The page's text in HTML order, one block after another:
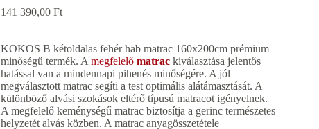
141 390,00Ft
KOKOS B kétoldalas fehér hab matrac 160x200cm prémium
minőségű termék. Amegfelelőmatrac kiválasztása jelentős
hatással van a mindennapi pihenés minőségére. A jól
megválasztott matrac segíti a test optimális alátámasztását. A
különböző alvási szokások eltérő típusú matracot igényelnek.
A megfelelő keménységű matrac biztosítja a gerinc természetes
helyzetét alvás közben. A matrac anyagösszetétele